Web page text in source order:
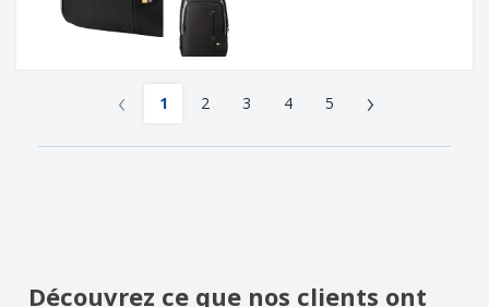
‹ 1 2 3 4 5 ›
Découvrez ce que nos clients ont